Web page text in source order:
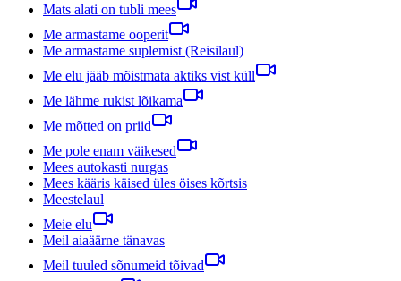
Mats alati on tubli mees
Me armastame ooperit
Me armastame suplemist (Reisilaul)
Me elu jääb mõistmata aktiks vist küll
Me lähme rukist lõikama
Me mõtted on priid
Me pole enam väikesed
Mees autokasti nurgas
Mees kääris käised üles öises kõrtsis
Meestelaul
Meie elu
Meil aiaäärne tänavas
Meil tuuled sõnumeid tõivad